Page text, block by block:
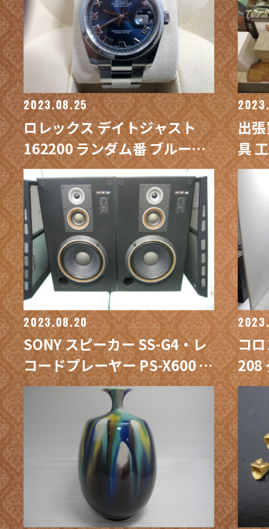
2023.08.25
ロレックス デイトジャスト
162200 ランダム番 ブルー文
字盤 SS / 買取専門 金沢買取プ
ラザ
出
具
門
2023.08.20
SONY スピーカー SS-G4・レ
コードプレーヤー PS-X600 /
買取専門 金沢買取プラザ
コ
208
門